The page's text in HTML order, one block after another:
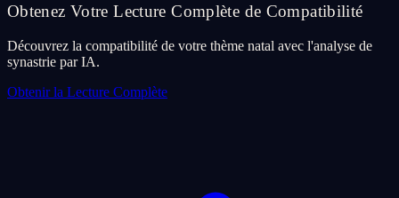
Obtenez Votre Lecture Complète de Compatibilité
Découvrez la compatibilité de votre thème natal avec l'analyse de
synastrie par IA.
Obtenir la Lecture Complète